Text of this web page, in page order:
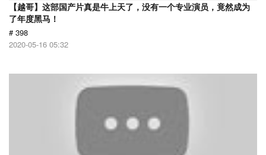
【越哥】这部国产片真是牛上天了，没有一个专业演员，竟然成为
了年度黑马！
# 398
2020-05-16 05:32